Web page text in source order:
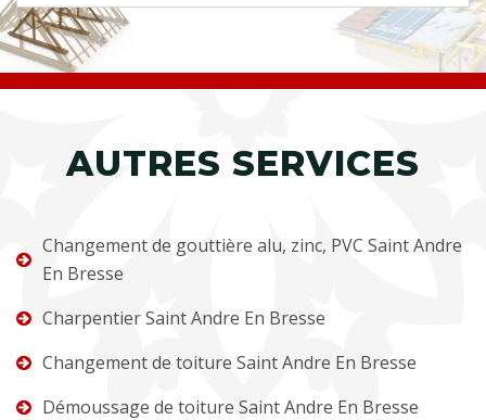
AUTRES SERVICES
Changement de gouttière alu, zinc, PVC Saint Andre
En Bresse
Charpentier Saint Andre En Bresse
Changement de toiture Saint Andre En Bresse
Démoussage de toiture Saint Andre En Bresse